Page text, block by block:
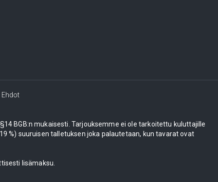
Ehdot
BGB:n mukaisesti. Tarjouksemme ei ole tarkoitettu kuluttajille
%) suuruisen talletuksen joka palautetaan, kun tavarat ovat
lisämaksu.